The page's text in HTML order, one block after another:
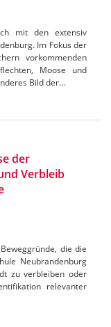
mit den extensiv
Im Fokus der
vorkommenden
Moose und
Bild der…
der
Verbleib
die die
Neubrandenburg
zu verbleiben oder
relevanter